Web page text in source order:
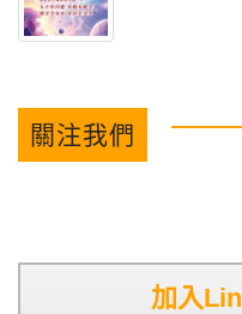
關注我們
加入